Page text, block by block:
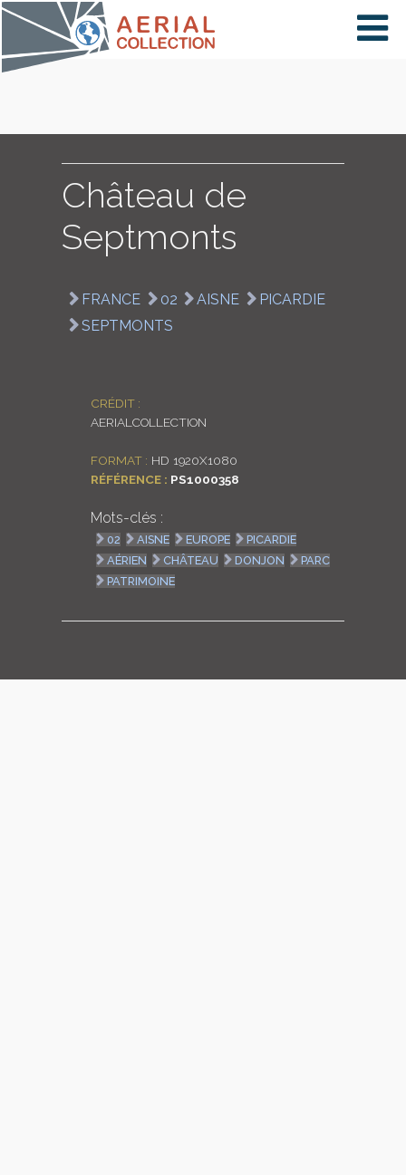
×
COLLECTIONS
Château de
Septmonts
FRANCE 02 AISNE
PICARDIE
SEPTMONTS
CRÉDIT :
AERIALCOLLECTION
FORMAT : HD 1920X1080
RÉFÉRENCE : PS1000358
Mots-clés :
02 AISNE EUROPE
PICARDIE
AÉRIEN
CHÂTEAU DONJON
PARC
PATRIMOINE